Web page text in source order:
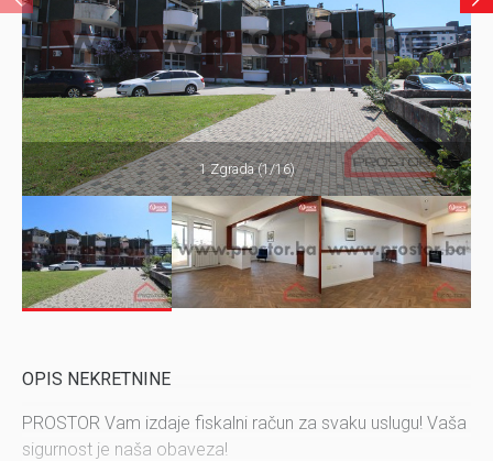
1 Zgrada (1/16)
OPIS NEKRETNINE
PROSTOR Vam izdaje fiskalni račun za svaku uslugu! Vaša
sigurnost je naša obaveza!